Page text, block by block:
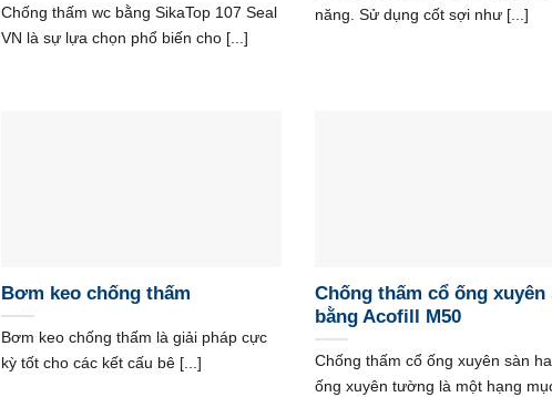
Chống thấm wc bằng SikaTop 107 Seal
VN là sự lựa chọn phổ biến cho [...]
năng. Sử dụng cốt sợi như [...]
Bơm keo chống thấm
Bơm keo chống thấm là giải pháp cực
kỳ tốt cho các kết cấu bê [...]
Chống thấm cổ ống xuyên
bằng Acofill M50
Chống thấm cổ ống xuyên sàn
ống xuyên tường là một hạng